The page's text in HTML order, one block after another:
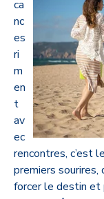
ca
nc
es
ri
m
en
t
av
ec
rencontres, c’est
premiers sourires,
forcer le destin et